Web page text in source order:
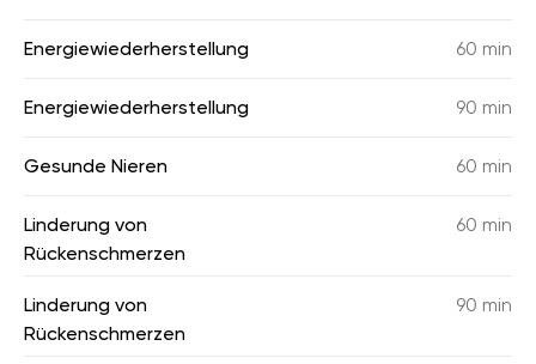
Energiewiederherstellung 60 min
Energiewiederherstellung 90 min
Gesunde Nieren 60 min
Linderung von
Rückenschmerzen
60 min
Linderung von
Rückenschmerzen
90 min